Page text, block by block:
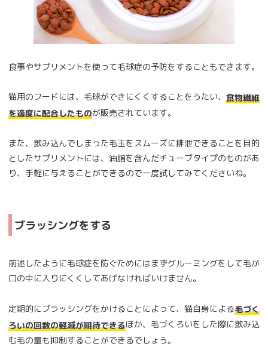
食事やサプリメントを使って毛球症の予防をすることもできます。
猫用のフードには、毛球ができにくくすることをうたい、 食物繊維
を適度に配合したものが販売されています。
また、飲み込んでしまった毛玉をスムーズに排泄できることを目的
としたサプリメントには、油脂を含んだチューブタイプのものがあ
り、手軽に与えることができるので一度試してみてくださいね。
ブラッシングをする
前述したように毛球症を防ぐためにはまずグルーミングをして毛が
口の中に入りにくくしてあげなければいけません。
定期的にブラッシングをかけることによって、猫自身による毛づく
ろいの回数の軽減が期待できるほか、毛づくろいをした際に飲み込
む毛の量も抑制することができるでしょう。